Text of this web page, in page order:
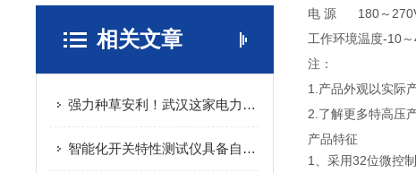
相关文章
强力种草安利！武汉这家电力试验厂商，坐稳华中高压口碑！变压器综合测试台
智能化开关特性测试仪具备自动识别和记录开关动作的功能
电 源
180～
工作环境温度-10
注：
1.产品外观以实际
2.了解更多特高压
产品特征
1、采用32位微控